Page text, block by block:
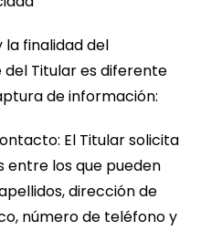
la finalidad del
Titular es diferente
de información:
El Titular solicita
entre los que pueden
dirección de
número de teléfono y